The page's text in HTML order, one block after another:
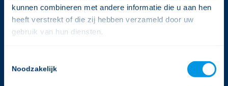
kunnen combineren met andere informatie die u aan hen
heeft verstrekt of die zij hebben verzameld door uw
gebruik van hun diensten.
Selection
Noodzakelijk
CONTACTGEGEVENS
Rijnlandlaan 3
1062 MX Amsterdam